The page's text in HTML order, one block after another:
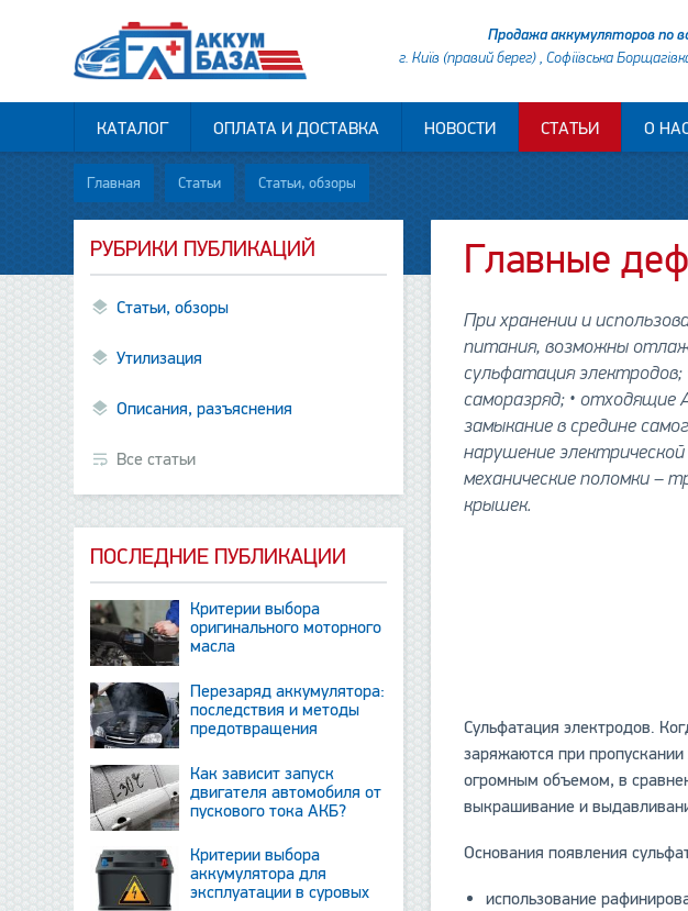
Продажа аккумуляторов по
г. Київ (правий берег) , Софіївська
КАТАЛОГ ОПЛАТА И ДОСТАВКА НОВОСТИ СТАТЬИ О
Главная Статьи Статьи, обзоры
Главные
При хранении и
питания, возможны
сульфатация электродов;
саморазряд; • отходящие
замыкание в средине
нарушение
механические поломки –
крышек.
Сульфатация электродов.
заряжаются при
огромным объемом, в
выкрашивание и
Основания появления
использование
РУБРИКИ ПУБЛИКАЦИЙ
Статьи, обзоры
Утилизация
Описания, разъяснения
Все статьи
ПОСЛЕДНИЕ ПУБЛИКАЦИИ
Критерии выбора
оригинального моторного
масла
Перезаряд аккумулятора:
последствия и методы
предотвращения
Как зависит запуск
двигателя автомобиля от
пускового тока АКБ?
Критерии выбора
аккумулятора для
эксплуатации в суровых